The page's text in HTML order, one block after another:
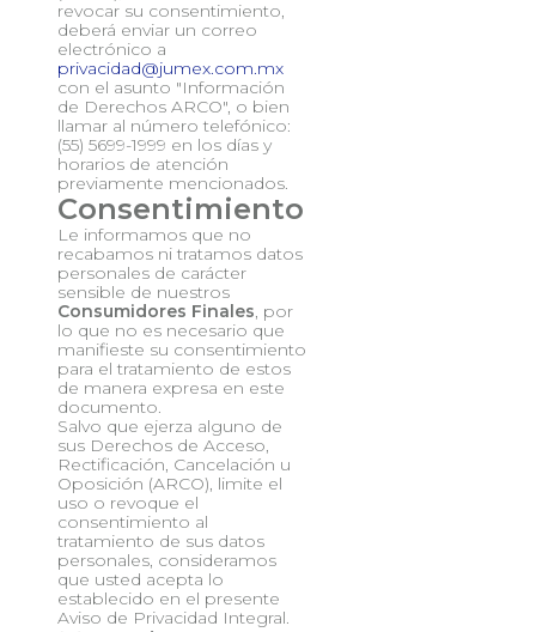
revocar su consentimiento,
deberá enviar un correo
electrónico a
privacidad@jumex.com.mx
con el asunto "Información
de Derechos ARCO", o bien
llamar al número telefónico:
(55) 5699-1999 en los días y
horarios de atención
previamente mencionados.
Consentimiento
Le informamos que no
recabamos ni tratamos datos
personales de carácter
sensible de nuestros
Consumidores Finales, por
lo que no es necesario que
manifieste su consentimiento
para el tratamiento de estos
de manera expresa en este
documento.
Salvo que ejerza alguno de
sus Derechos de Acceso,
Rectificación, Cancelación u
Oposición (ARCO), limite el
uso o revoque el
consentimiento al
tratamiento de sus datos
personales, consideramos
que usted acepta lo
establecido en el presente
Aviso de Privacidad Integral.